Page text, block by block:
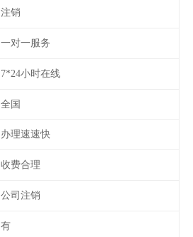
注销
一对一服务
7*24小时在线
全国
办理速速快
收费合理
公司注销
有